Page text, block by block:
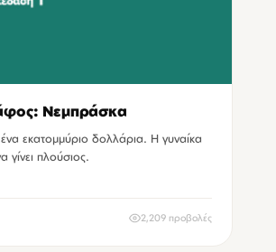
Νεμπράσκα
ένα εκατομμύριο δολλάρια. Η γυναίκα
γίνει πλούσιος.
2,209 προβολές